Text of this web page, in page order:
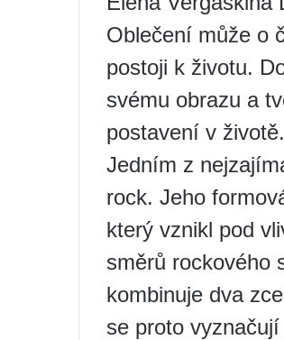
Oblečení může o
postoji k životu.
svému obrazu a
postavení v
Jedním z
rock. Jeho
který vznikl pod
směrů rockového
kombinuje dva
se proto